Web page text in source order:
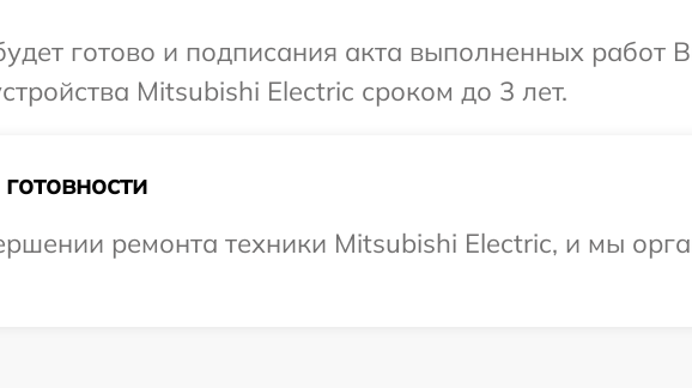
готово и подписания акта выполненных
Mitsubishi Electric сроком до 3 лет.
ремонта техники Mitsubishi Electric, и мы